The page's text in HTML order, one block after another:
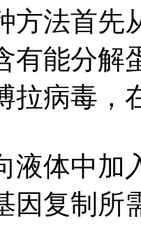
方法首先
有能分解
拉病毒，
液体中加
因复制所